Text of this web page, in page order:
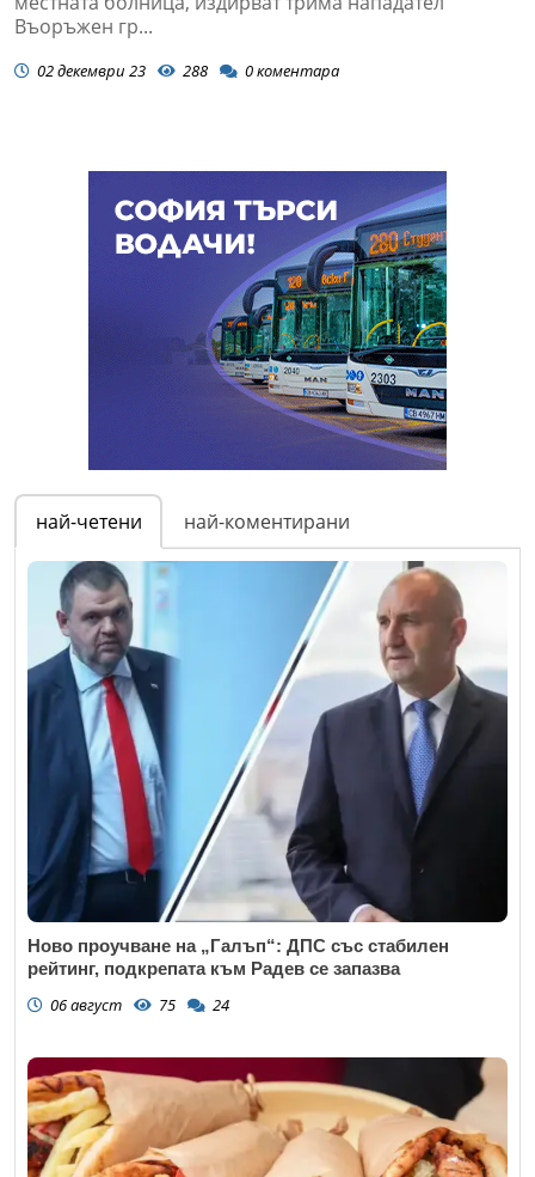
Въоръжен гр...
02 декември 23 288 0коментара
най-четени най-коментирани
Ново проучване на „Галъп“: ДПС със стабилен
рейтинг, подкрепата към Радев се запазва
06 август 75 24